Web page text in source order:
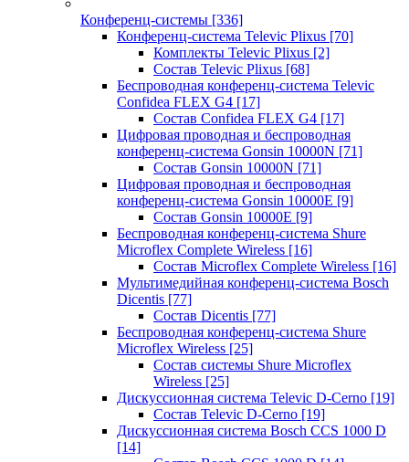
Конференц-системы [336]
Конференц-система Televic Plixus [70]
Комплекты Televic Plixus [2]
Состав Televic Plixus [68]
Беспроводная конференц-система Televic
Confidea FLEX G4 [17]
Состав Confidea FLEX G4 [17]
Цифровая проводная и беспроводная
конференц-система Gonsin 10000N [71]
Состав Gonsin 10000N [71]
Цифровая проводная и беспроводная
конференц-система Gonsin 10000E [9]
Состав Gonsin 10000E [9]
Беспроводная конференц-система Shure
Microflex Complete Wireless [16]
Состав Microflex Complete Wireless [16]
Мультимедийная конференц-система Bosch
Dicentis [77]
Состав Dicentis [77]
Беспроводная конференц-система Shure
Microflex Wireless [25]
Состав системы Shure Microflex
Wireless [25]
Дискуссионная система Televic D-Cerno [19]
Состав Televic D-Cerno [19]
Дискуссионная система Bosch CCS 1000 D
[14]